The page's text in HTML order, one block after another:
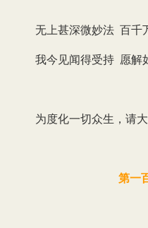
无上甚深微妙法 百千
我今见闻得受持 愿解
为度化一切众生，请
第一